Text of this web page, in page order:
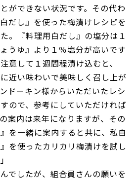
ができない状況です。その代わ
だし』を使った梅漬けレシピを
。『料理用白だし』の塩分は１
うゆ』より１％塩分が高いです
意して１週間程漬け込むと、
近い味わいで美味しく召し上が
ドーキン様からいただいたレシ
ので、参考にしていただければ
案内は来年になりますが、その
を一緒に案内すると共に、私自
を使ったカリカリ梅漬けを試し
でしたが、組合員さんの願いを